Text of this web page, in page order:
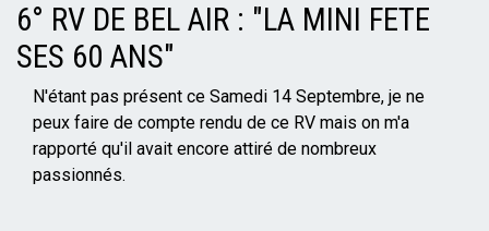
6° RV DE BEL AIR : "LA MINI FETE
SES 60 ANS"
Mise
en
page
N'étant pas présent ce Samedi 14 Septembre, je ne
peux faire de compte rendu de ce RV mais on m'a
rapporté qu'il avait encore attiré de nombreux
passionnés.